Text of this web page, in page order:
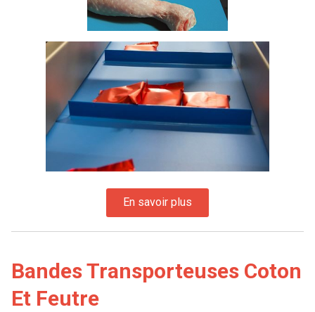
Bandes Transporteuses Coton
Et Feutre